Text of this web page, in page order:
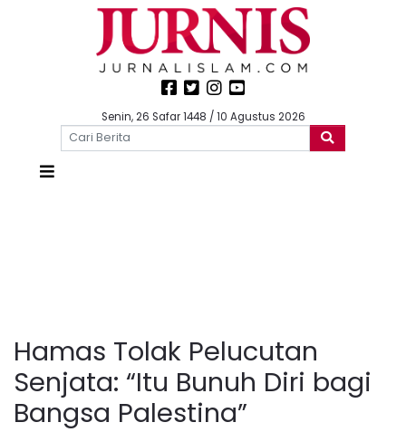
Senin, 26 Safar 1448 / 10 Agustus 2026
Hamas Tolak Pelucutan
Senjata: “Itu Bunuh Diri bagi
Bangsa Palestina”